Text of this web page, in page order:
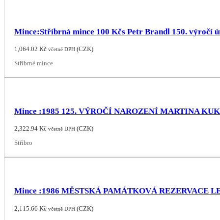
Mince:Stříbrná mince 100 Kčs Petr Brandl 150. výročí
1,064.02 Kč včetně DPH(CZK)
Stříbrné mince
Mince :1985 125. VÝROČÍ NAROZENÍ MARTINA
2,322.94 Kč včetně DPH(CZK)
Stříbro
Mince :1986 MĚSTSKÁ PAMÁTKOVÁ REZERVACE
2,115.66 Kč včetně DPH(CZK)